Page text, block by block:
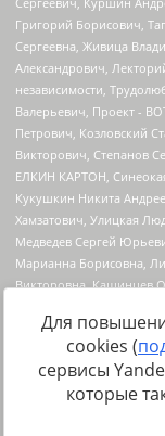
Источник:https://
inostrannyih-
Для
cookies (
сервисы
которые